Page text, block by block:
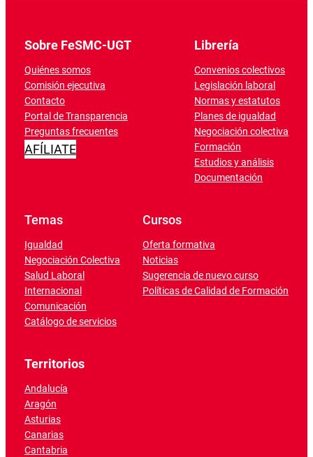
Sobre FeSMC-UGT
Quiénes somos
Comisión ejecutiva
Contacto
Portal de Transparencia
Preguntas frecuentes
AFÍLIATE
Librería
Convenios colectivos
Legislación laboral
Normas y estatutos
Planes de igualdad
Negociación colectiva
Formación
Estudios y análisis
Documentación
Temas
Igualdad
Negociación Colectiva
Salud Laboral
Internacional
Comunicación
Catálogo de servicios
Cursos
Oferta formativa
Noticias
Sugerencia de nuevo curso
Políticas de Calidad de Formación
Territorios
Andalucía
Aragón
Asturias
Canarias
Cantabria